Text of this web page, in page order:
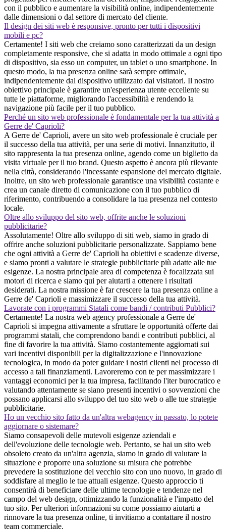
con il pubblico e aumentare la visibilità online, indipendentemente
dalle dimensioni o dal settore di mercato del cliente.
Il design dei siti web è responsive, pronto per tutti i dispositivi
mobili e pc?
Certamente! I siti web che creiamo sono caratterizzati da un design
completamente responsive, che si adatta in modo ottimale a ogni tipo
di dispositivo, sia esso un computer, un tablet o uno smartphone. In
questo modo, la tua presenza online sarà sempre ottimale,
indipendentemente dal dispositivo utilizzato dai visitatori. Il nostro
obiettivo principale è garantire un'esperienza utente eccellente su
tutte le piattaforme, migliorando l'accessibilità e rendendo la
navigazione più facile per il tuo pubblico.
Perché un sito web professionale è fondamentale per la tua attività a
Gerre de' Caprioli?
A Gerre de' Caprioli, avere un sito web professionale è cruciale per
il successo della tua attività, per una serie di motivi. Innanzitutto, il
sito rappresenta la tua presenza online, agendo come un biglietto da
visita virtuale per il tuo brand. Questo aspetto è ancora più rilevante
nella città, considerando l'incessante espansione del mercato digitale.
Inoltre, un sito web professionale garantisce una visibilità costante e
crea un canale diretto di comunicazione con il tuo pubblico di
riferimento, contribuendo a consolidare la tua presenza nel contesto
locale.
Oltre allo sviluppo del sito web, offrite anche le soluzioni
pubblicitarie?
Assolutamente! Oltre allo sviluppo di siti web, siamo in grado di
offrire anche soluzioni pubblicitarie personalizzate. Sappiamo bene
che ogni attività a Gerre de' Caprioli ha obiettivi e scadenze diverse,
e siamo pronti a valutare le strategie pubblicitarie più adatte alle tue
esigenze. La nostra principale area di competenza è focalizzata sui
motori di ricerca e siamo qui per aiutarti a ottenere i risultati
desiderati. La nostra missione è far crescere la tua presenza online a
Gerre de' Caprioli e massimizzare il successo della tua attività.
Lavorate con i programmi Statali come bandi / contributi Pubblici?
Certamente! La nostra web agency professionale a Gerre de'
Caprioli si impegna attivamente a sfruttare le opportunità offerte dai
programmi statali, che comprendono bandi e contributi pubblici, al
fine di favorire la tua attività. Siamo costantemente aggiornati sui
vari incentivi disponibili per la digitalizzazione e l'innovazione
tecnologica, in modo da poter guidare i nostri clienti nel processo di
accesso a tali finanziamenti. Lavoreremo con te per massimizzare i
vantaggi economici per la tua impresa, facilitando l'iter burocratico e
valutando attentamente se siano presenti incentivi o sovvenzioni che
possano applicarsi allo sviluppo del tuo sito web o alle tue strategie
pubblicitarie.
Ho un vecchio sito fatto da un'altra webagency in passato, lo potete
aggiornare o sistemare?
Siamo consapevoli delle mutevoli esigenze aziendali e
dell'evoluzione delle tecnologie web. Pertanto, se hai un sito web
obsoleto creato da un'altra agenzia, siamo in grado di valutare la
situazione e proporre una soluzione su misura che potrebbe
prevedere la sostituzione del vecchio sito con uno nuovo, in grado di
soddisfare al meglio le tue attuali esigenze. Questo approccio ti
consentirà di beneficiare delle ultime tecnologie e tendenze nel
campo del web design, ottimizzando la funzionalità e l'impatto del
tuo sito. Per ulteriori informazioni su come possiamo aiutarti a
rinnovare la tua presenza online, ti invitiamo a contattare il nostro
team commerciale.